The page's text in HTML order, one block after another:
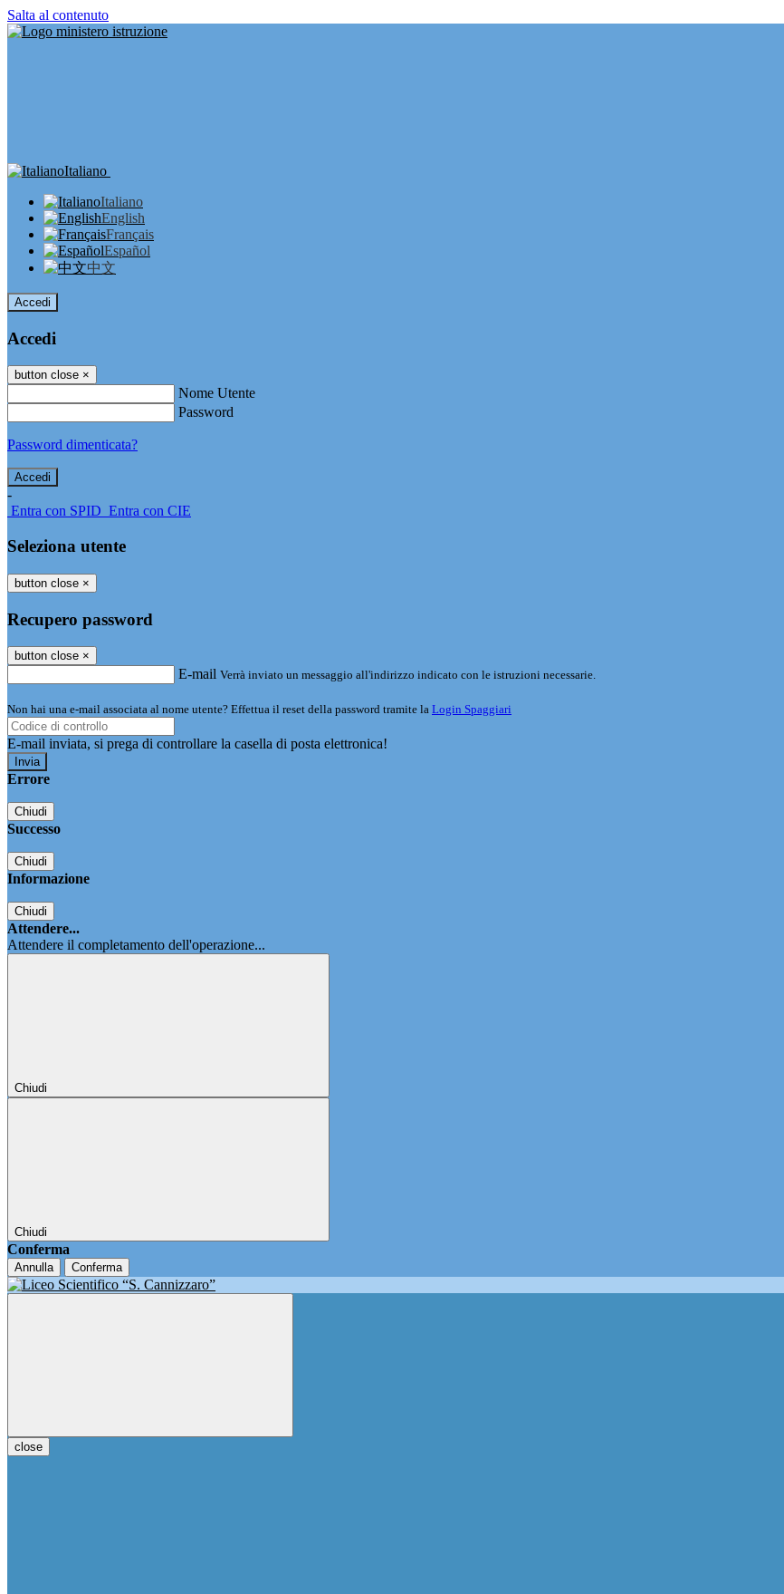
Salta al contenuto
Italiano
Italiano
English
Français
Español
中文
Accedi
Accedi
button close ×
Nome Utente
Password
Password dimenticata?
-
Entra con SPID Entra con CIE
Seleziona utente
button close ×
Recupero password
button close ×
E-mail Verrà inviato un messaggio all'indirizzo indicato con le istruzioni necessarie.
Non hai una e-mail associata al nome utente? Effettua il reset della password tramite la Login Spaggiari
E-mail inviata, si prega di controllare la casella di posta elettronica!
Errore
Chiudi
Successo
Chiudi
Informazione
Chiudi
Attendere...
Attendere il completamento dell'operazione...
Chiudi
Chiudi
Conferma
Annulla Conferma
close